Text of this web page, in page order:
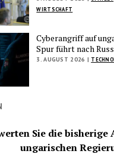
WIRTSCHAFT
Cyberangriff auf
Spur führt nach
3. AUGUST 2026 |
Sie die bisherige
ungarischen